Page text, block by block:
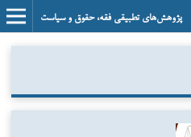
پژوهش‌های تطبیقی فقه، حقوق و سیاست